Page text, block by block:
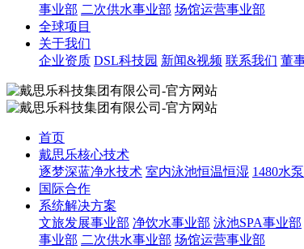
事业部 二次供水事业部 场馆运营事业部
全球项目
关于我们
企业资质 DSL科技园 新闻&视频 联系我们 董
首页
戴思乐核心技术
逐梦深蓝净水技术 室内泳池恒温恒湿 1480水泵
国际合作
系统解决方案
文旅发展事业部 净饮水事业部 泳池SPA事业部
事业部 二次供水事业部 场馆运营事业部